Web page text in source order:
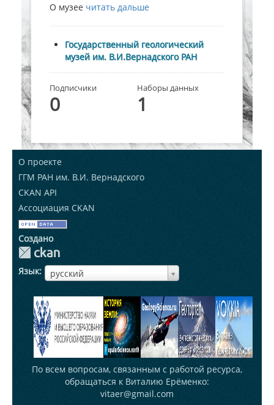
О музее читать дальше
Государственный геологический
музей им. В.И.Вернадского РАН
Подписчики
0
Наборы данных
1
О проекте
ГГМ РАН им. В.И. Вернадского
CKAN API
Ассоциация CKAN
Создано
Язык русский
ЯзыкЯзык
По всем вопросам, связанным с работой ресурса,
обращаться к Виталию Ерёменко:
vitaer@gmail.com